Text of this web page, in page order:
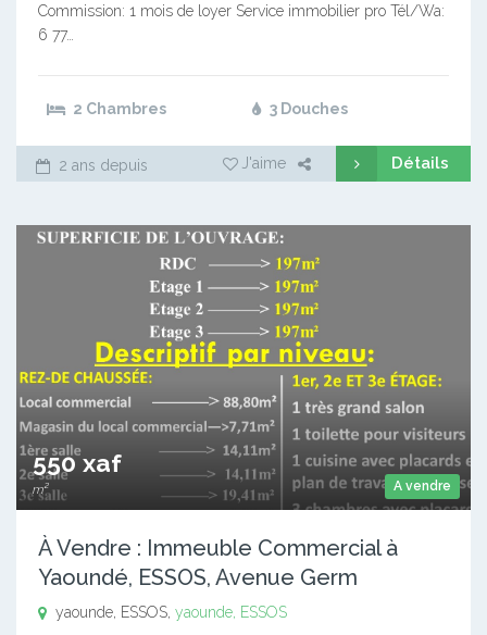
Commission: 1 mois de loyer Service immobilier pro Tél/Wa:
6 77…
2 Chambres 3 Douches
2 ans depuis J'aime Détails
A vendre
550 xaf
m²
À Vendre : Immeuble Commercial à
Yaoundé, ESSOS, Avenue Germ
yaounde, ESSOS, yaounde, ESSOS